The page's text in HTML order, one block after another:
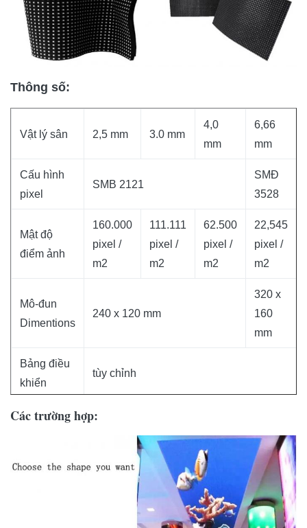
Thông số:
Vật lý sân 2,5 mm 3.0 mm
4,0
mm
6,66
mm
Cấu hình
pixel
SMB 2121
SMĐ
3528
Mật độ
điểm ảnh
160.000
pixel /
m2
111.111
pixel /
m2
62.500
pixel /
m2
22,545
pixel /
m2
Mô-đun
Dimentions
240 x 120 mm
320 x
160
mm
Bảng điều
khiển
tùy chỉnh
Độ phân
80 x 40
30
24
8.2 kg / m2
16 bit (281 nghìn tỷ màu)
Các trường hợp: